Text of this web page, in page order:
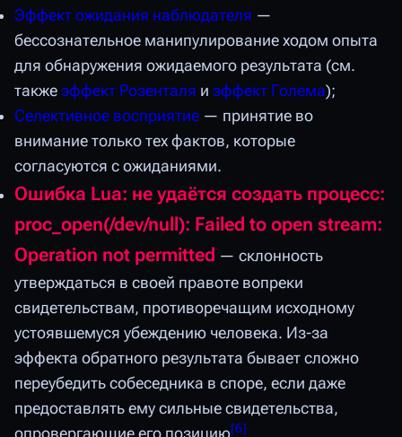
Эффект ожидания наблюдателя —
бессознательное манипулирование ходом опыта
для обнаружения ожидаемого результата (см.
также эффект Розенталя и эффект Голема);
Селективное восприятие — принятие во
внимание только тех фактов, которые
согласуются с ожиданиями.
Ошибка Lua: не удаётся создать процесс:
proc_open(/dev/null): Failed to open stream:
Operation not permitted — склонность
утверждаться в своей правоте вопреки
свидетельствам, противоречащим исходному
устоявшемуся убеждению человека. Из-за
эффекта обратного результата бывает сложно
переубедить собеседника в споре, если даже
предоставлять ему сильные свидетельства,
опровергающие его позицию[6].